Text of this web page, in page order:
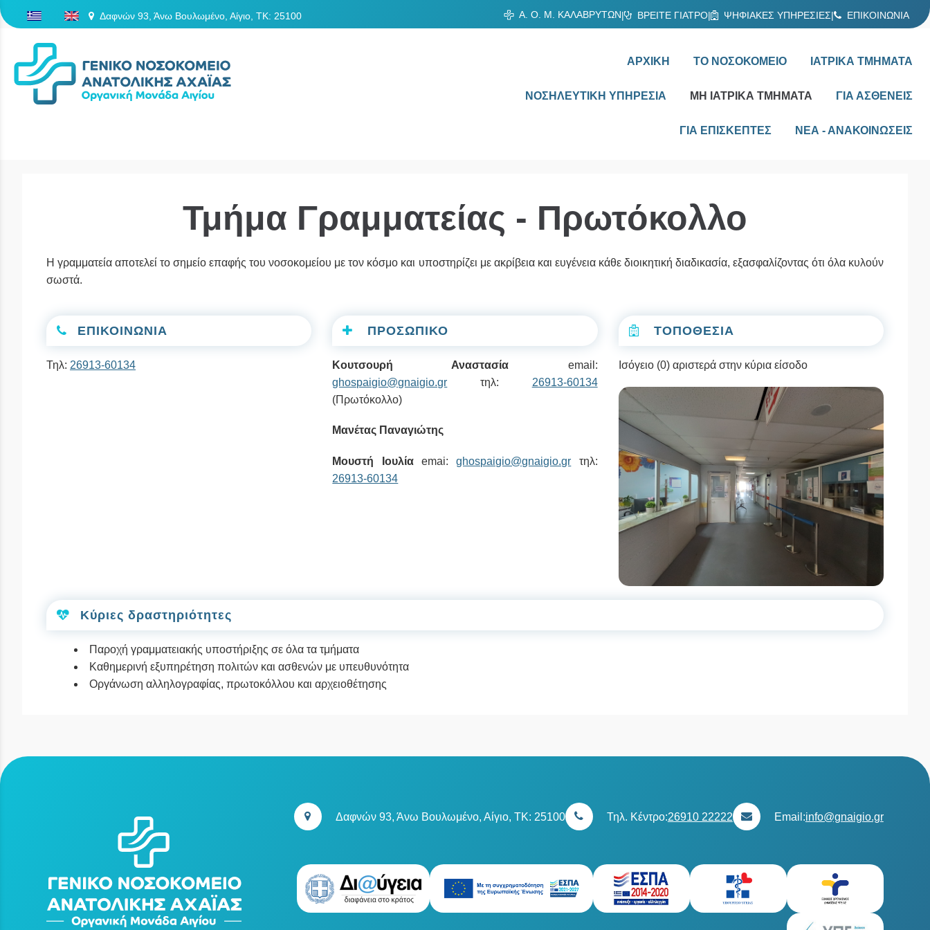
Δαφνών 93, Άνω Βουλωμένο, Αίγιο, TK: 25100 Α. Ο. Μ. ΚΑΛΑΒΡΥΤΩΝ| ΒΡΕΙΤΕ ΓΙΑΤΡΟ| ΨΗΦΙΑΚΕΣ ΥΠΗΡΕΣΙΕΣ| ΕΠΙΚΟΙΝΩΝΙΑ
ΑΡΧΙΚΗ
ΤΟ ΝΟΣΟΚΟΜΕΙΟ ΙΑΤΡΙΚΑ ΤΜΗΜΑΤΑ
ΝΟΣΗΛΕΥΤΙΚΗ ΥΠΗΡΕΣΙΑ ΜΗ ΙΑΤΡΙΚΑ ΤΜΗΜΑΤΑ ΓΙΑ ΑΣΘΕΝΕΙΣ
ΓΙΑ ΕΠΙΣΚΕΠΤΕΣ ΝΕΑ - ΑΝΑΚΟΙΝΩΣΕΙΣ
Τμήμα Γραμματείας - Πρωτόκολλο
Η γραμματεία αποτελεί το σημείο επαφής του νοσοκομείου με τον κόσμο και υποστηρίζει με ακρίβεια και ευγένεια κάθε διοικητική διαδικασία, εξασφαλίζοντας ότι όλα κυλούν
σωστά.
ΕΠΙΚΟΙΝΩΝΙΑ
Τηλ: 26913-60134
ΠΡΟΣΩΠΙΚΟ
Κουτσουρή Αναστασία email:
ghospaigio@gnaigio.gr τηλ: 26913-60134
(Πρωτόκολλο)
Μανέτας Παναγιώτης
Μουστή Ιουλίαemai:ghospaigio@gnaigio.gr τηλ:
26913-60134
ΤΟΠΟΘΕΣΙΑ
Ισόγειο (0) αριστερά στην κύρια είσοδο
Κύριες δραστηριότητες
Παροχή γραμματειακής υποστήριξης σε όλα τα τμήματα
Καθημερινή εξυπηρέτηση πολιτών και ασθενών με υπευθυνότητα
Οργάνωση αλληλογραφίας, πρωτοκόλλου και αρχειοθέτησης
Δαφνών 93, Άνω Βουλωμένο, Αίγιο, TK: 25100 Τηλ. Κέντρο:26910 22222 Email:info@gnaigio.gr